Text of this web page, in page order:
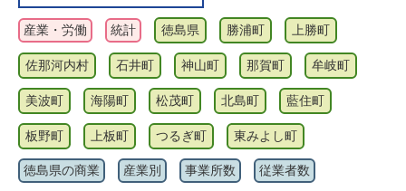
産業・労働 統計 徳島県 勝浦町 上勝町
佐那河内村 石井町 神山町 那賀町 牟岐町
美波町 海陽町 松茂町 北島町 藍住町
板野町 上板町 つるぎ町 東みよし町
徳島県の商業 産業別 事業所数 従業者数